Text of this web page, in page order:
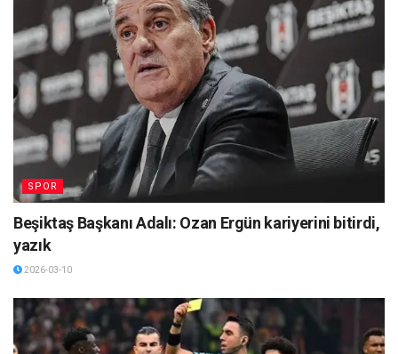
SPOR
Beşiktaş Başkanı Adalı: Ozan Ergün kariyerini bitirdi,
yazık
2026-03-10